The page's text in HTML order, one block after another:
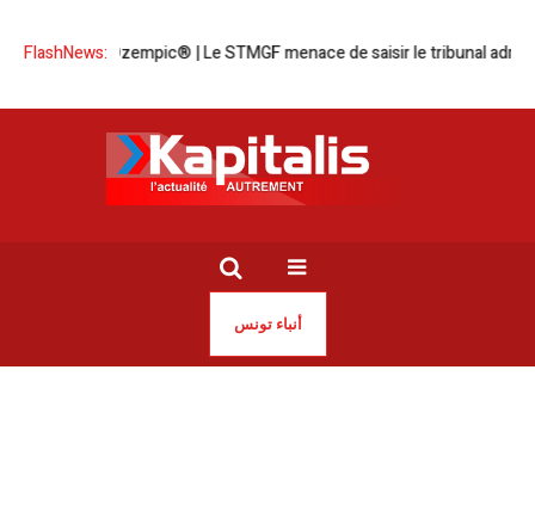
FlashNews:
Affaire Ozempic® | Le STMGF menace de saisir le tribunal
أنباء تونس